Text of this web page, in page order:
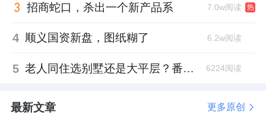
招商蛇口，杀出一个新产品系 7.0w阅读 热
4 顺义国资新盘，图纸糊了 6.2w阅读
5 老人同住选别墅还是大平层？番禺这份豪宅榜单给出了答案 6224阅读
最新文章 更多原创